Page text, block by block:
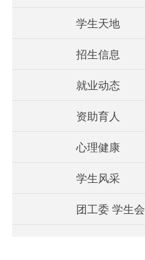
学生天地
招生信息
就业动态
资助育人
心理健康
学生风采
团工委 学生会